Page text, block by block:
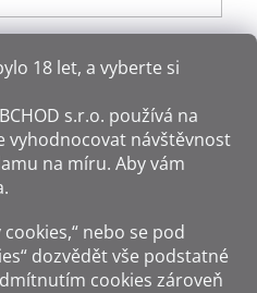
18 let, a vyberte si
s.r.o. používá na
vyhodnocovat návštěvnost
na míru. Aby vám
nebo se pod
dozvědět vše podstatné
cookies zároveň
dopravy: